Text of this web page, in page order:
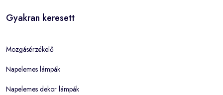
Gyakran keresett
Mozgásérzékelő
Napelemes lámpák
Napelemes dekor lámpák